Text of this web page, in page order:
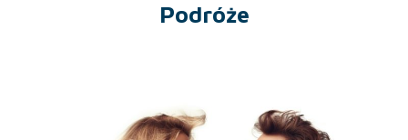
Podróże